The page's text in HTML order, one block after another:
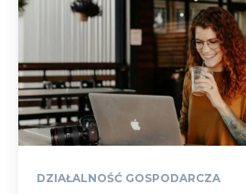
DZIAŁALNOŚĆ GOSPODARCZA